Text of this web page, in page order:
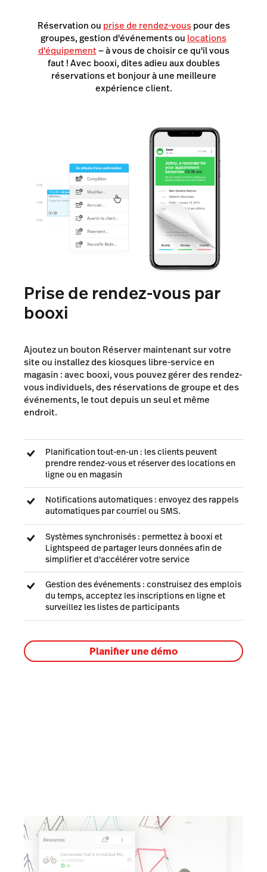
Réservation ou prise de rendez-vouspour des
groupes, gestion d'événements ou locations
d'équipement— à vous de choisir ce qu'il vous
faut ! Avec booxi, dites adieu aux doubles
réservations et bonjour à une meilleure
expérience client.
Prise de rendez-vous par
booxi
Ajoutez un bouton Réserver maintenant sur votre
site ou installez des kiosques libre-service en
magasin : avec booxi, vous pouvez gérer des rendez-
vous individuels, des réservations de groupe et des
événements, le tout depuis un seul et même
endroit.
Planification tout-en-un : les clients peuvent
prendre rendez-vous et réserver des locations en
ligne ou en magasin
Notifications automatiques : envoyez des rappels
automatiques par courriel ou SMS.
Systèmes synchronisés : permettez à booxi et
Lightspeed de partager leurs données afin de
simplifier et d'accélérer votre service
Gestion des événements : construisez des emplois
du temps, acceptez les inscriptions en ligne et
surveillez les listes de participants
Planifier une démo